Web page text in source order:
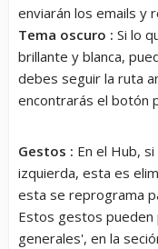
enviarán los emails y
Tema oscuro : Si lo
brillante y blanca,
debes seguir la ruta
encontrarás el botón
Gestos : En el Hub,
izquierda, esta es
esta se reprograma
Estos gestos pueden
generales', en la